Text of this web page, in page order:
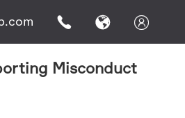
  
Misconduct